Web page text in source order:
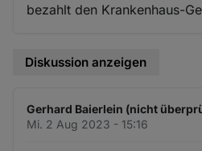
bezahlt den Krankenhaus-
Diskussion anzeigen
Gerhard Baierlein (nicht
Mi. 2 Aug 2023 - 15:16